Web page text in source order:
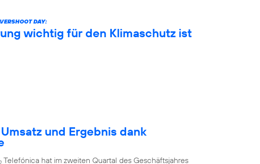
DAY:
wichtig für den Klimaschutz ist
und Ergebnis dank
Telefónica hat im zweiten Quartal des Geschäftsjahres